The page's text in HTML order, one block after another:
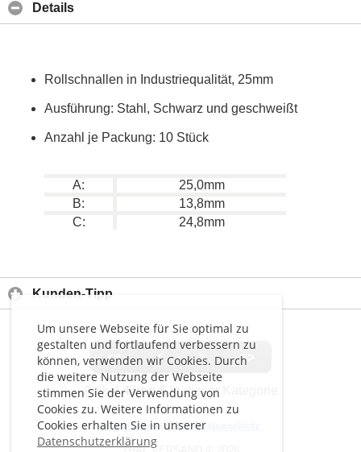
Um unsere Webseite für Sie optimal zu
gestalten und fortlaufend verbessern zu
können, verwenden wir Cookies. Durch
die weitere Nutzung der Webseite
stimmen Sie der Verwendung von
Cookies zu. Weitere Informationen zu
Cookies erhalten Sie in unserer
Datenschutzerklärung
Details
Rollschnallen in Industriequalität, 25mm
Ausführung: Stahl, Schwarz und geschweißt
Anzahl je Packung: 10 Stück
A:
25,0mm
B:
13,8mm
C:
24,8mm
Kunden-Tipp
<< < > >>
Artikel4 von 6in dieser Kategorie
Impressum-AGB-Datenschutz